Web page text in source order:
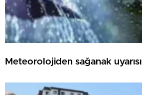
Meteorolojiden sağanak uyarısı